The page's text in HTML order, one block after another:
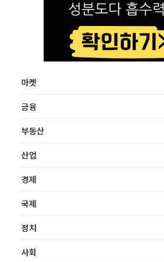
마켓
금융
부동산
산업
경제
국제
정치
사회